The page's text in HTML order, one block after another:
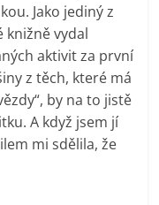
Jako jediný z
knižně vydal
aktivit za první
z těch, které má
by na to jistě
A když jsem jí
mi sdělila, že